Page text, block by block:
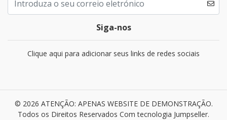
Siga-nos
Clique aqui para adicionar seus links de redes sociais
© 2026 ATENÇÃO: APENAS WEBSITE DE DEMONSTRAÇÃO.
Todos os Direitos Reservados Com tecnologia Jumpseller.